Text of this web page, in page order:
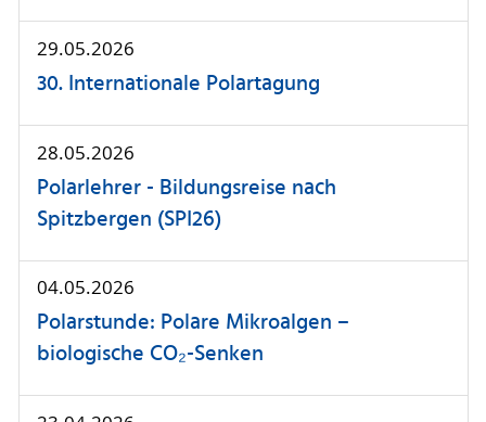
29.05.2026
30. Internationale Polartagung
28.05.2026
Polarlehrer - Bildungsreise nach
Spitzbergen (SPI26)
04.05.2026
Polarstunde: Polare Mikroalgen –
biologische CO₂-Senken